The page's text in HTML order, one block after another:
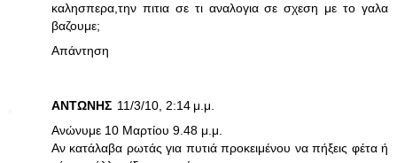
καλησπερα,την πιτια σε τι αναλογια σε σχεση με το γαλα
βαζουμε;
Απάντηση
ΑΝΤΩΝΗΣ 11/3/10, 2:14 μ.μ.
Ανώνυμε 10 Μαρτίου 9.48 μ.μ.
Αν κατάλαβα ρωτάς για πυτιά προκειμένου να πήξεις φέτα ή